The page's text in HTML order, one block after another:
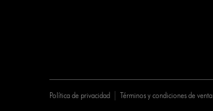
Política de privacidad Términos y condiciones de venta